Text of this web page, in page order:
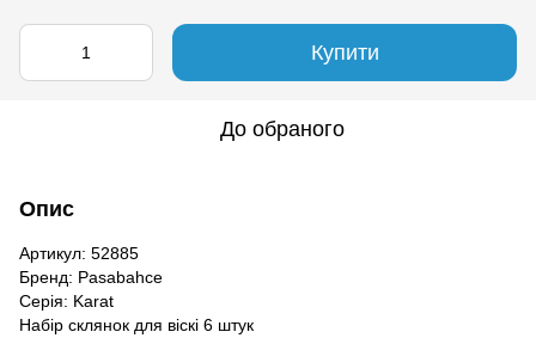
Купити
До обраного
Опис
Артикул: 52885
Бренд: Pasabahce
Серія: Karat
Набір склянок для віскі 6 штук